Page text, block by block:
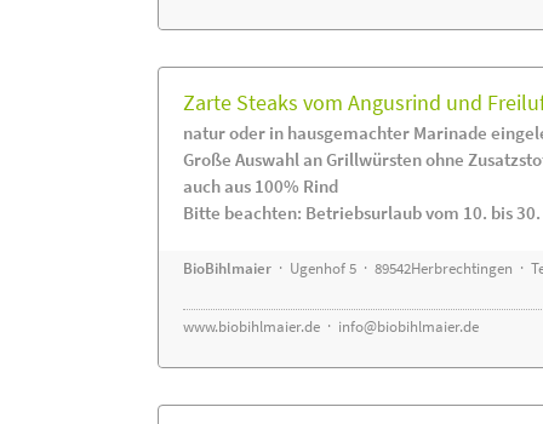
Zarte Steaks vom Angusrind und
natur oder in hausgemachter Marinade
Große Auswahl an Grillwürsten ohne
auch aus 100% Rind
Bitte beachten: Betriebsurlaub vom 10. bis
BioBihlmaier · Ugenhof 5 · 89542Herbrechtingen ·
www.biobihlmaier.de · info@biobihlmaier.de